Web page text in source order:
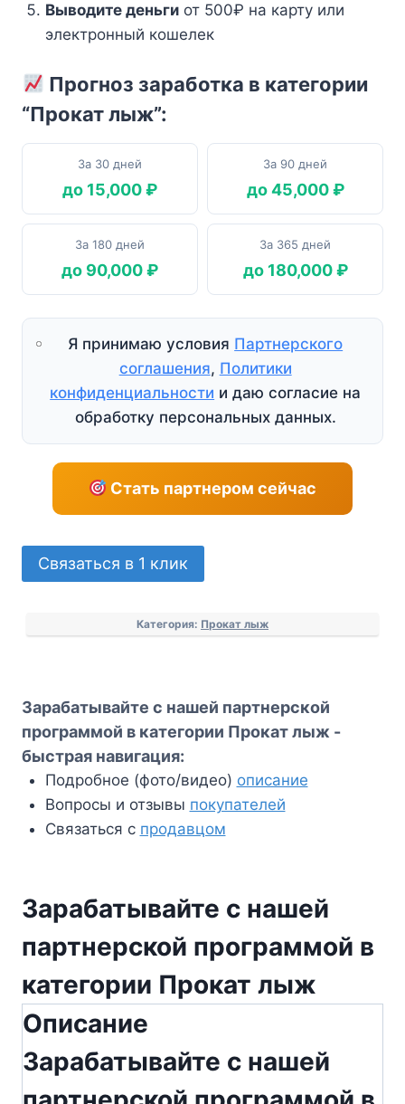
Выводите деньгиот 500₽ на карту или
электронный кошелек
Прогноз заработка в категории
“Прокат лыж”:
За 30 дней
до 15,000 ₽
За 90 дней
до 45,000 ₽
За 180 дней
до 90,000 ₽
За 365 дней
до 180,000 ₽
Я принимаю условия Партнерского
соглашения, Политики
конфиденциальности и даю согласие на
обработку персональных данных.
Стать партнером сейчас
Количество
товара
программой
в
категории
Прокат
лыж
Связаться в 1 клик
Категория: Прокат лыж
Зарабатывайте с нашей партнерской
программой в категории Прокат лыж -
быстрая навигация:
Подробное (фото/видео) описание
Вопросы и отзывы покупателей
Связаться с продавцом
Зарабатывайте с нашей
партнерской программой в
категории Прокат лыж
Описание
Зарабатывайте с нашей